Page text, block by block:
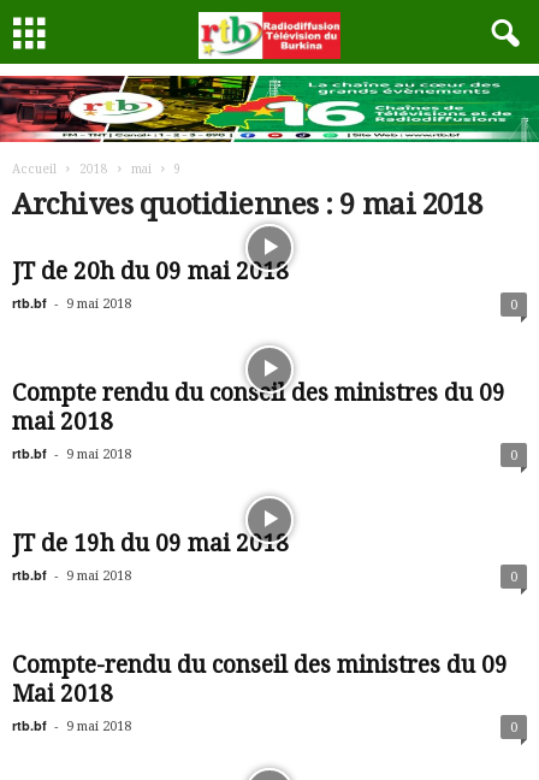
Accueil 2018 mai 9
Archives quotidiennes : 9 mai 2018
JT de 20h du 09 mai 2018
rtb.bf - 9 mai 2018 0
Compte rendu du conseil des ministres du 09
mai 2018
rtb.bf - 9 mai 2018 0
JT de 19h du 09 mai 2018
rtb.bf - 9 mai 2018 0
Compte-rendu du conseil des ministres du 09
Mai 2018
rtb.bf - 9 mai 2018 0